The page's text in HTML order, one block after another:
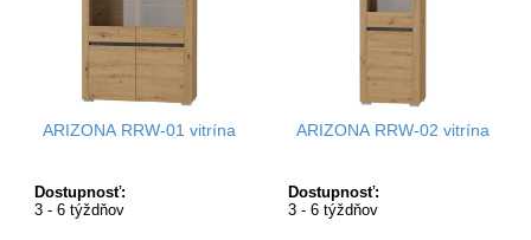
ARIZONA RRW-01 vitrína
Dostupnosť:
3 - 6 týždňov
ARIZONA RRW-02 vitrína
Dostupnosť:
3 - 6 týždňov